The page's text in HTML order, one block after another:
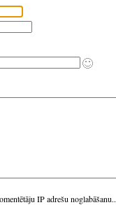
IP adrešu noglabāšanu..